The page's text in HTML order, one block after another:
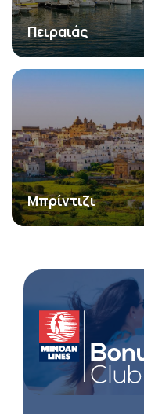
Πειραιάς
Μπρίντιζι